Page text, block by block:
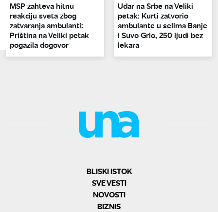
MSP zahteva hitnu
reakciju sveta zbog
zatvaranja ambulanti:
Priština na Veliki petak
pogazila dogovor
Udar na Srbe na Veliki
petak: Kurti zatvorio
ambulante u selima Banje
i Suvo Grlo, 250 ljudi bez
lekara
BLISKI ISTOK
SVE VESTI
NOVOSTI
BIZNIS